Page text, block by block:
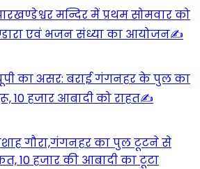
मन्दिर में प्रथम सोमवार को
एवं भजन संध्या का आयोजन✍️
का असर: बराई गंगनहर के पुल का
10 हजार आबादी को राहत✍️
गौरा,गंगनहर का पुल टूटने से
10 हजार की आबादी का टूटा